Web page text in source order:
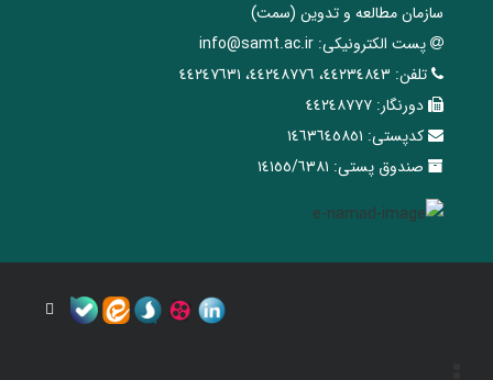
سازمان مطالعه و تدوین‌ (سمت)
پست الکترونیکی: info@samt.ac.ir
تلفن: ٤٤٢٣٤٨٤٣، ٤٤٢٤٨٧٧٦، ٤٤٢٤٧٦٣١
دورنگار: ٤٤٢٤٨٧٧٧
کدپستی: ١٤٦٣٦٤٥٨٥١
صندوق پستی: ١٤١٥٥/٦٣٨١